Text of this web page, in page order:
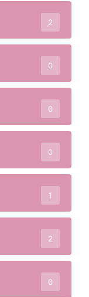
2
0
0
0
1
2
0